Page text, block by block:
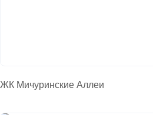
ЖК Мичуринские Аллеи